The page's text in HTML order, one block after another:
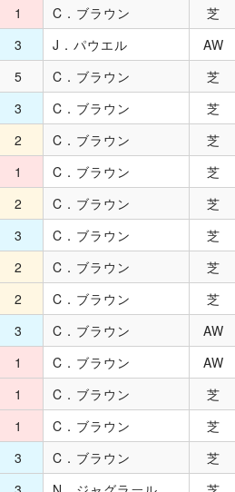
1 C．ブラウン 芝
3 J．パウエル AW
5 C．ブラウン 芝
3 C．ブラウン 芝
2 C．ブラウン 芝
1 C．ブラウン 芝
2 C．ブラウン 芝
3 C．ブラウン 芝
2 C．ブラウン 芝
2 C．ブラウン 芝
3 C．ブラウン AW
1 C．ブラウン AW
1 C．ブラウン 芝
1 C．ブラウン 芝
3 C．ブラウン 芝